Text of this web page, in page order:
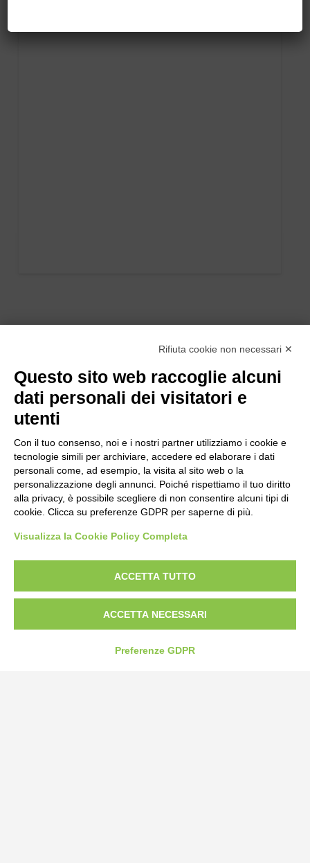
Bogliano Srl
Strada Statale 231 Alba-Bra
Fax: 0172-487399
info@bogliano.it
Rifiuta cookie non necessari ✕
Questo sito web raccoglie alcuni
dati personali dei visitatori e
utenti
Con il tuo consenso, noi e i nostri partner utilizziamo i cookie e
tecnologie simili per archiviare, accedere ed elaborare i dati
personali come, ad esempio, la visita al sito web o la
personalizzazione degli annunci. Poiché rispettiamo il tuo diritto
alla privacy, è possibile scegliere di non consentire alcuni tipi di
cookie. Clicca su preferenze GDPR per saperne di più.
Visualizza la Cookie Policy Completa
ACCETTA TUTTO
ACCETTA NECESSARI
Preferenze GDPR